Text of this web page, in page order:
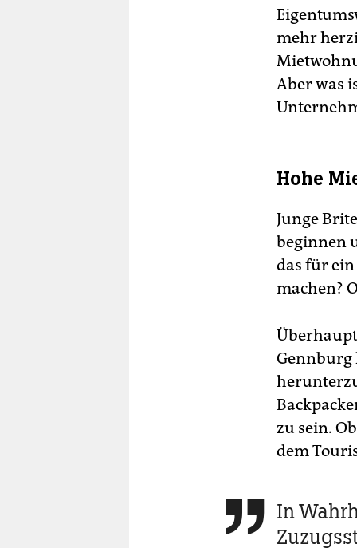
mehr
Aber was
Hohe
Junge
beginnen
das für
machen?
Gennburg
zu sein.
dem
 In